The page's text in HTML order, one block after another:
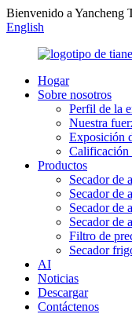
Bienvenido a Yancheng
English
Hogar
Sobre nosotros
Perfil de la
Nuestra
Exposición
Calificación
Productos
Secador de
Secador de
Secador de
Secador de
Filtro de
Secador
AI
Noticias
Descargar
Contáctenos